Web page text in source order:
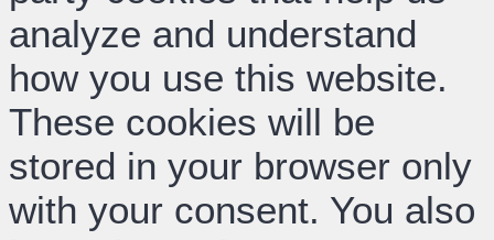
analyze and understand
how you use this website.
These cookies will be
stored in your browser only
with your consent. You also